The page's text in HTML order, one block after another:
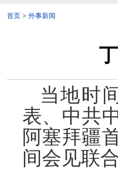
首页 > 外事新闻
当地时
表、中共
阿塞拜疆
间会见联